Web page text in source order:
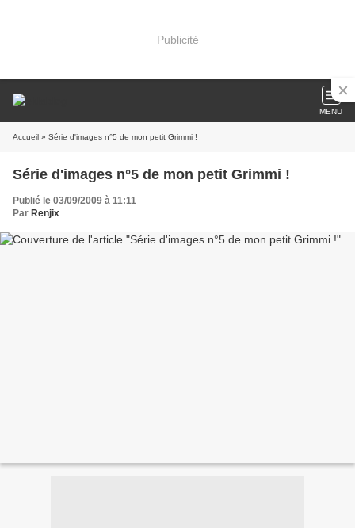
Publicité
MENU
Accueil » Série d'images n°5 de mon petit Grimmi !
Série d'images n°5 de mon petit Grimmi !
Publié le 03/09/2009 à 11:11
Par Renjix